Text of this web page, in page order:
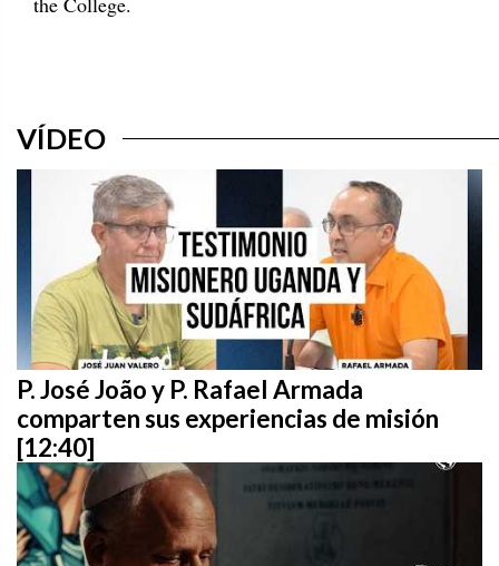
VÍDEO
P. José João y P. Rafael Armada
comparten sus experiencias de misión
[12:40]